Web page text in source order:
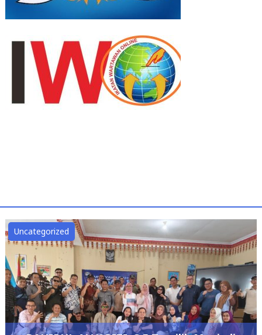
BAHIRUL ALVARIZI, S.E Terpilih Menjadi
Ketua Umum IKBA-SP45TA PERIODE 2026 –